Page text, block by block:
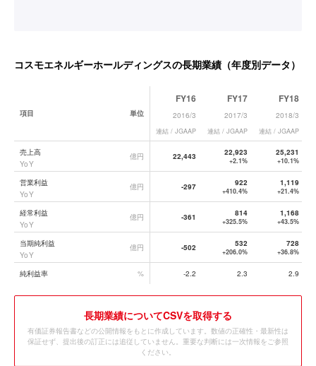
コスモエネルギーホールディングスの長期業績（年度別データ）
コスモエネルギーホールディングス
項目 単位
FY16
2016/3
連結 / JGAAP
FY17
2017/3
連結 / JGAAP
FY18
2018/3
連結 / JGAAP
売上高
YoY
億円 22,443 22,923
+2.1%
25,231
+10.1%
営業利益
YoY
億円 -297 922
+410.4%
1,119
+21.4%
経常利益
YoY
億円 -361 814
+325.5%
1,168
+43.5%
当期純利益
YoY
億円 -502 532
+206.0%
728
+36.8%
純利益率 % -2.2 2.3 2.9
長期業績についてCSVを取得する
有価証券報告書などの公開情報をもとに作成しています。数値の正確性・最新性は
保証せず、提出後の訂正には追従していません。重要な判断には一次情報をご参照
ください。